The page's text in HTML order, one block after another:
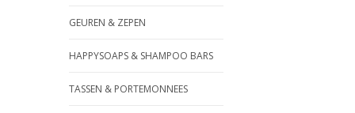
GEUREN & ZEPEN
HAPPYSOAPS & SHAMPOO BARS
TASSEN & PORTEMONNEES